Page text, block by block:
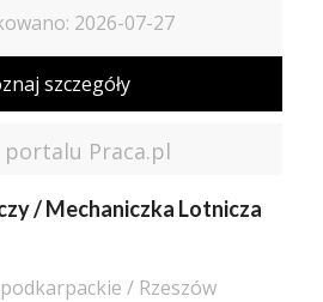
2026-07-27
szczegóły
portalu Praca.pl
/ Mechaniczka Lotnicza
/ Rzeszów